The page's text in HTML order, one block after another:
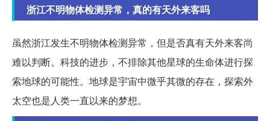
浙江不明物体检测异常，真的有天外来客吗
虽然浙江发生不明物体检测异常，但是否真有天外来客尚
难以判断。科技的进步，不排除其他星球的生命体进行探
索地球的可能性。地球是宇宙中微乎其微的存在，探索外
太空也是人类一直以来的梦想。